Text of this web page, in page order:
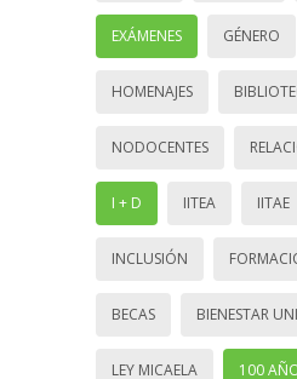
EXÁMENES GÉNERO
HOMENAJES
NODOCENTES
I + D IITEA IITAE
INCLUSIÓN
BECAS BIENESTAR
LEY MICAELA 100